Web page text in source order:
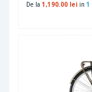
De la 1,190.00 lei in 1